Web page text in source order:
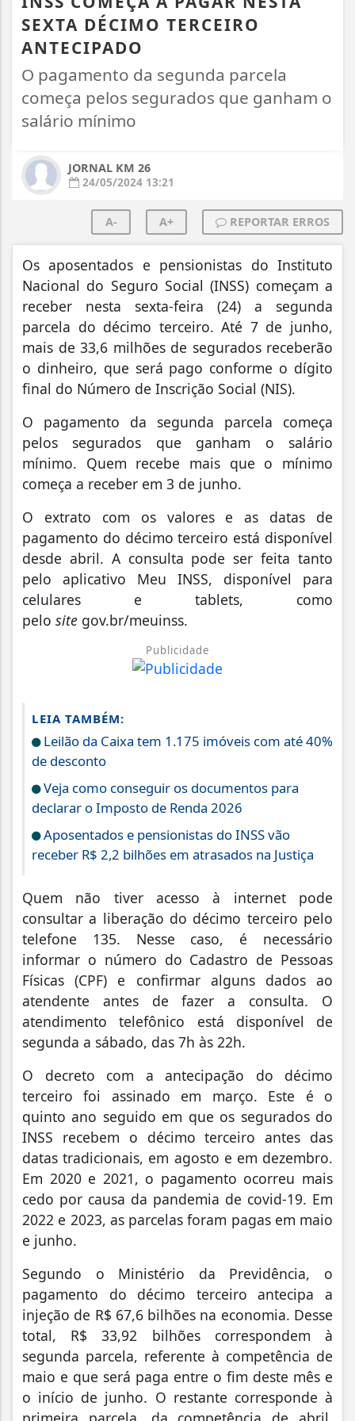
SEXTA DÉCIMO TERCEIRO
ANTECIPADO
O pagamento da segunda parcela
começa pelos segurados que ganham o
salário mínimo
JORNAL KM 26
24/05/2024 13:21
A- A+ REPORTAR ERROS
Os aposentados e pensionistas do Instituto
Nacional do Seguro Social (INSS) começam a
receber nesta sexta-feira (24) a segunda
parcela do décimo terceiro. Até 7 de junho,
mais de 33,6 milhões de segurados receberão
o dinheiro, que será pago conforme o dígito
final do Número de Inscrição Social (NIS).
O pagamento da segunda parcela começa
pelos segurados que ganham o salário
mínimo. Quem recebe mais que o mínimo
começa a receber em 3 de junho.
O extrato com os valores e as datas de
pagamento do décimo terceiro está disponível
desde abril. A consulta pode ser feita tanto
pelo aplicativo Meu INSS, disponível para
celulares e tablets, como
pelo site gov.br/meuinss.
Publicidade
LEIA TAMBÉM:
Leilão da Caixa tem 1.175 imóveis com até 40%
de desconto
Veja como conseguir os documentos para
declarar o Imposto de Renda 2026
Aposentados e pensionistas do INSS vão
receber R$ 2,2 bilhões em atrasados na Justiça
Quem não tiver acesso à internet pode
consultar a liberação do décimo terceiro pelo
telefone 135. Nesse caso, é necessário
informar o número do Cadastro de Pessoas
Físicas (CPF) e confirmar alguns dados ao
atendente antes de fazer a consulta. O
atendimento telefônico está disponível de
segunda a sábado, das 7h às 22h.
O decreto com a antecipação do décimo
terceiro foi assinado em março. Este é o
quinto ano seguido em que os segurados do
INSS recebem o décimo terceiro antes das
datas tradicionais, em agosto e em dezembro.
Em 2020 e 2021, o pagamento ocorreu mais
cedo por causa da pandemia de covid-19. Em
2022 e 2023, as parcelas foram pagas em maio
e junho.
Segundo o Ministério da Previdência, o
pagamento do décimo terceiro antecipa a
injeção de R$ 67,6 bilhões na economia. Desse
total, R$ 33,92 bilhões correspondem à
segunda parcela, referente à competência de
maio e que será paga entre o fim deste mês e
o início de junho. O restante corresponde à